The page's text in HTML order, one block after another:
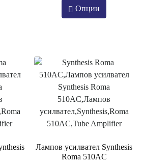
Опции
Лампов усилвател Synthesis
Roma 510AC